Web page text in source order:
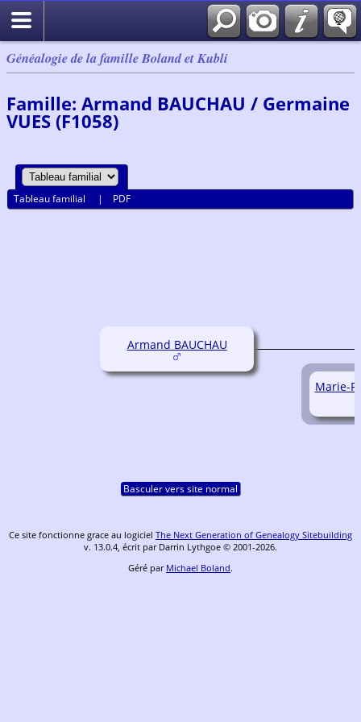
Généalogie de la famille Boland et Kubli
Famille: Armand BAUCHAU / Germaine
VUES (F1058)
Tableau familial | PDF
Armand BAUCHAU
Marie-
Basculer vers site normal
Ce site fonctionne grace au logiciel The Next Generation of Genealogy Sitebuilding
v. 13.0.4, écrit par Darrin Lythgoe © 2001-2026.
Géré par Michael Boland.